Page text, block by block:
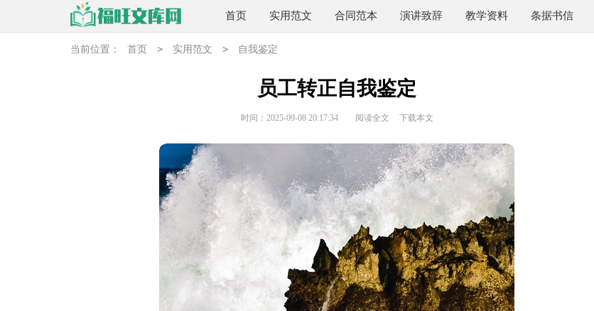
首页 实用范文 合同范本 演讲致辞 教学资料 条据书信
当前位置： 首页 > 实用范文 > 自我鉴定
员工转正自我鉴定
时间：2025-09-08 20:17:34 阅读全文 下载本文